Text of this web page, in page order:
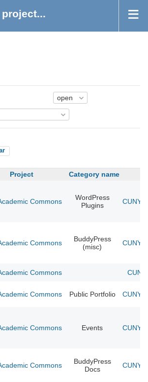
Project Category name
Commons
WordPress
Plugins
CUNY
Commons
BuddyPress
(misc)
CUNY
Commons
Commons Public Portfolio CUNY
Commons Events CUNY
Commons
BuddyPress
Docs
CUNY